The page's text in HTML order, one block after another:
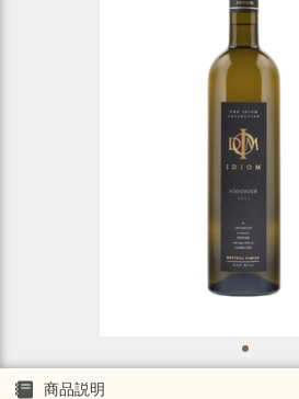
商品説明